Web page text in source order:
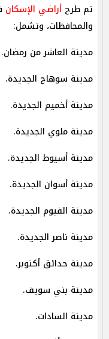
تم طرح أراضي الإسكان
والمحافظات، وتشمل:
مدينة العاشر من رمضان.
مدينة سوهاج الجديدة.
مدينة أخميم الجديدة.
مدينة ملوي الجديدة.
مدينة أسيوط الجديدة.
مدينة أسوان الجديدة.
مدينة الفيوم الجديدة.
مدينة ناصر الجديدة.
مدينة حدائق أكتوبر.
مدينة بني سويف.
مدينة السادات.